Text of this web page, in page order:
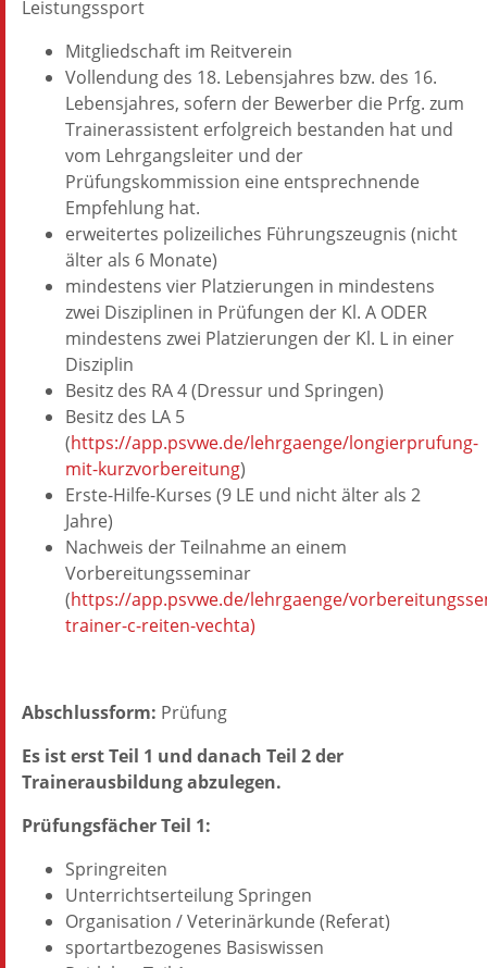
Leistungssport
Mitgliedschaft im Reitverein
Vollendung des 18. Lebensjahres bzw. des 16.
Lebensjahres, sofern der Bewerber die Prfg. zum
Trainerassistent erfolgreich bestanden hat und
vom Lehrgangsleiter und der
Prüfungskommission eine entsprechnende
Empfehlung hat.
erweitertes polizeiliches Führungszeugnis (nicht
älter als 6 Monate)
mindestens vier Platzierungen in mindestens
zwei Disziplinen in Prüfungen der Kl. A ODER
mindestens zwei Platzierungen der Kl. L in einer
Disziplin
Besitz des RA 4 (Dressur und Springen)
Besitz des LA 5
(https://app.psvwe.de/lehrgaenge/longierprufung-
mit-kurzvorbereitung)
Erste-Hilfe-Kurses (9 LE und nicht älter als 2
Jahre)
Nachweis der Teilnahme an einem
Vorbereitungsseminar
(https://app.psvwe.de/lehrgaenge/
trainer-c-reiten-vechta)
Abschlussform: Prüfung
Es ist erst Teil 1 und danach Teil 2 der
Trainerausbildung abzulegen.
Prüfungsfächer Teil 1:
Springreiten
Unterrichtserteilung Springen
Organisation / Veterinärkunde (Referat)
sportartbezogenes Basiswissen